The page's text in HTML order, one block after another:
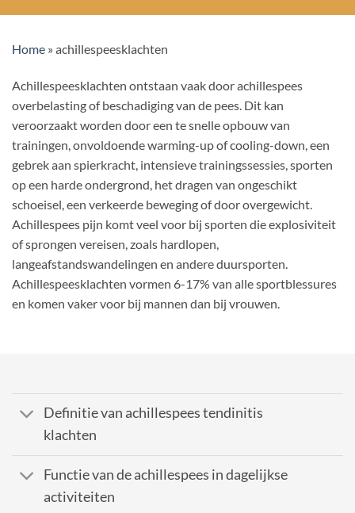
Home » achillespeesklachten
Achillespeesklachten ontstaan vaak door achillespees
overbelasting of beschadiging van de pees. Dit kan
veroorzaakt worden door een te snelle opbouw van
trainingen, onvoldoende warming-up of cooling-down, een
gebrek aan spierkracht, intensieve trainingssessies, sporten
op een harde ondergrond, het dragen van ongeschikt
schoeisel, een verkeerde beweging of door overgewicht.
Achillespees pijn komt veel voor bij sporten die explosiviteit
of sprongen vereisen, zoals hardlopen,
langeafstandswandelingen en andere duursporten.
Achillespeesklachten vormen 6-17% van alle sportblessures
en komen vaker voor bij mannen dan bij vrouwen.
Definitie van achillespees tendinitis
klachten
Functie van de achillespees in dagelijkse
activiteiten